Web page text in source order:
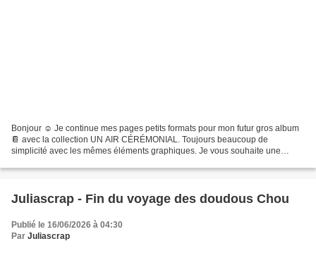
Bonjour ☺️ Je continue mes pages petits formats pour mon futur gros album
📔 avec la collection UN AIR CÉRÉMONIAL. Toujours beaucoup de
simplicité avec les mêmes éléments graphiques. Je vous souhaite une
Juliascrap - Fin du voyage des doudous Chou
Publié le 16/06/2026 à 04:30
Par Juliascrap